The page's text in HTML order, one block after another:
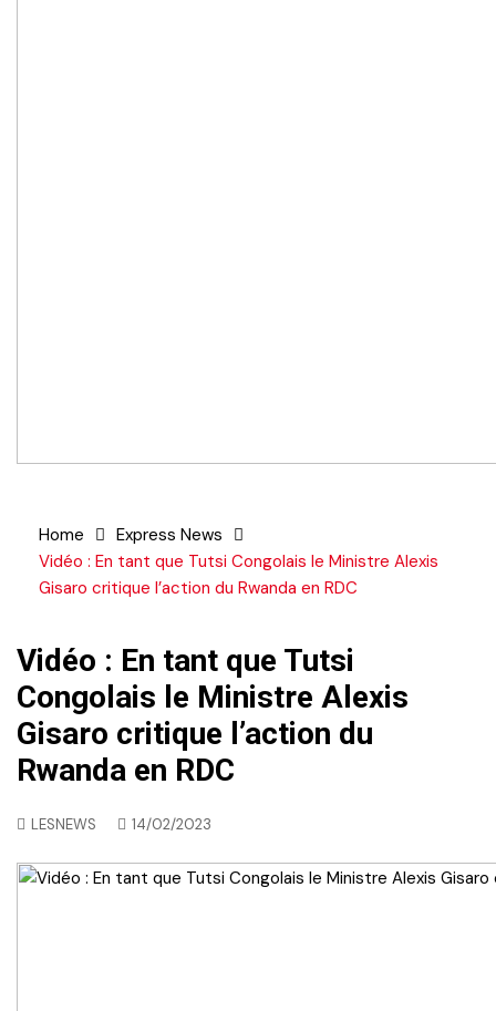
Home
Express News
Vidéo : En tant que Tutsi Congolais le Ministre Alexis
Gisaro critique l’action du Rwanda en RDC
Vidéo : En tant que Tutsi
Congolais le Ministre Alexis
Gisaro critique l’action du
Rwanda en RDC
LESNEWS 14/02/2023